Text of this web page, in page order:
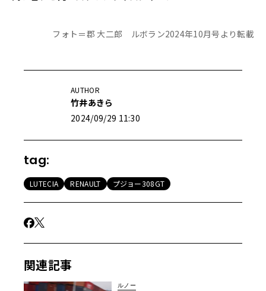
フォト＝郡 大二郎 ルボラン2024年10月号より転載
AUTHOR
竹井あきら
2024/09/29 11:30
tag:
LUTECIA RENAULT プジョー308GT
関連記事
ルノー